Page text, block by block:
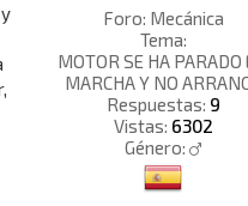
Foro: Mecánica
Tema:
MOTOR SE HA PARADO
MARCHA Y NO
Respuestas: 9
Vistas: 6302
Género: